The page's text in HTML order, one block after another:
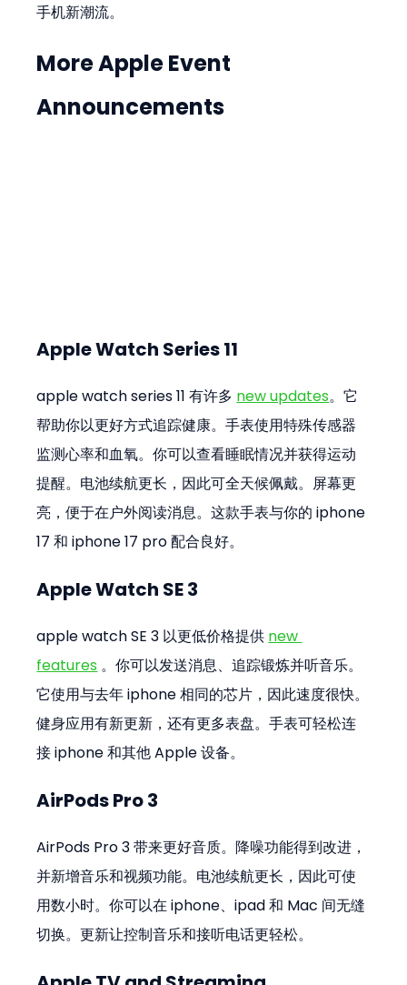
手机新潮流。
More Apple Event
Announcements
Apple Watch Series 11
apple watch series 11 有许多 new updates。它
帮助你以更好方式追踪健康。手表使用特殊传感器
监测心率和血氧。你可以查看睡眠情况并获得运动
提醒。电池续航更长，因此可全天候佩戴。屏幕更
亮，便于在户外阅读消息。这款手表与你的 iphone
17 和 iphone 17 pro 配合良好。
Apple Watch SE 3
apple watch SE 3 以更低价格提供 new
features 。你可以发送消息、追踪锻炼并听音乐。
它使用与去年 iphone 相同的芯片，因此速度很快。
健身应用有新更新，还有更多表盘。手表可轻松连
接 iphone 和其他 Apple 设备。
AirPods Pro 3
AirPods Pro 3 带来更好音质。降噪功能得到改进，
并新增音乐和视频功能。电池续航更长，因此可使
用数小时。你可以在 iphone、ipad 和 Mac 间无缝
切换。更新让控制音乐和接听电话更轻松。